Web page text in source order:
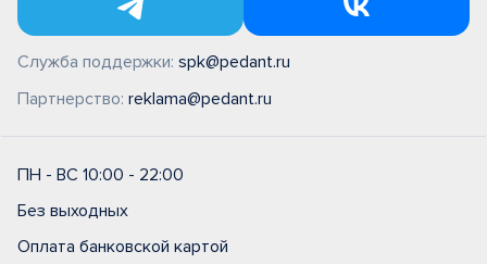
Служба поддержки: spk@pedant.ru
Партнерство: reklama@pedant.ru
ПН - ВС 10:00 - 22:00
Без выходных
Оплата банковской картой